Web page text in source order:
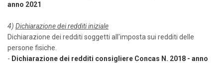
anno 2021
4) Dichiarazione dei redditi iniziale
Dichiarazione dei redditi soggetti all'imposta sui redditi delle
persone fisiche.
- Dichiarazione dei redditi consigliere Concas N. 2018 - anno